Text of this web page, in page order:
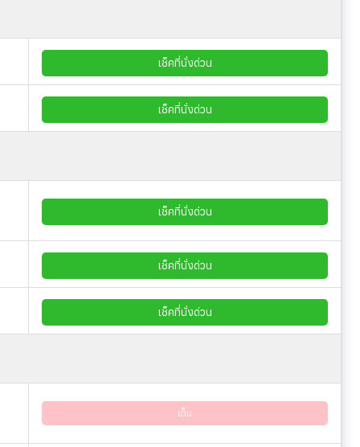
เช็คที่นั่งด่วน
เช็คที่นั่งด่วน
เช็คที่นั่งด่วน
เช็คที่นั่งด่วน
เช็คที่นั่งด่วน
เต็ม